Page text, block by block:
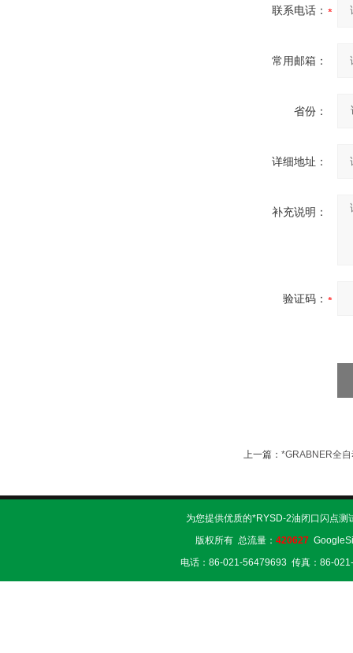
联系电话：
常用邮箱：
省份：
详细地址：
补充说明：
验证码：
上一篇： *GRABNER全
为您提供优质的*RYSD-2油闭口闪点
版权所有 总流量： 420627
电话：86-021-56479693 传真：86-